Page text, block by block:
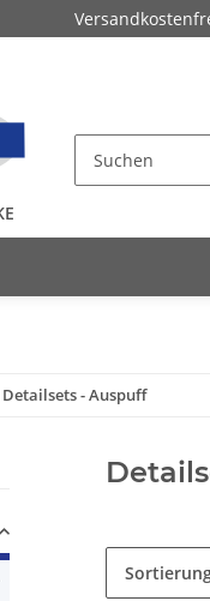
Detailsets - Auspuff